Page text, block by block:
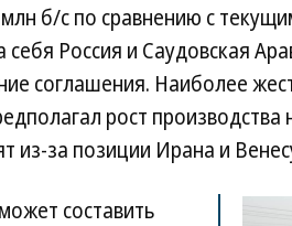
б/с по сравнению с
себя Россия и Саудовская
соглашения. Наиболее
рост производства
из-за позиции Ирана и
составить